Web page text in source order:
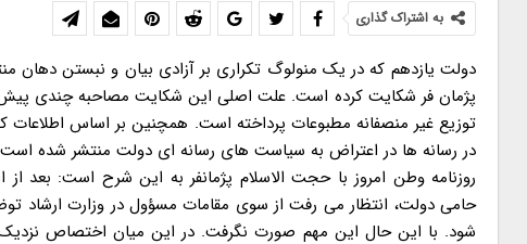
به اشتراک گذاری
دولت یازدهم که در یک منولوگ تکراری بر آزادی بیان و نبستن دهان
پژمان فر شکایت کرده است. علت اصلی این شکایت مصاحبه چندی پیش
توزیع غیر منصفانه مطبوعات پرداخته است. همچنین بر اساس اطلاعات
در رسانه ها در اعتراض به سیاست های رسانه ای دولت منتشر شده
حامی دولت، انتظار می رفت از سوی مقامات مسؤول در وزارت ارشاد